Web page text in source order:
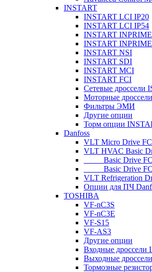
INSTART
INSTART LCI IP20
INSTART LCI IP54
INSTART INPRIME
INSTART
INSTART NSI
INSTART SDI
INSTART MCI
INSTART FCI
Сетевые дроссели
Моторные
Фильтры ЭМИ
Другие опции
Торм опции
Danfoss
VLT Micro Drive FC
VLT HVAC Basic
_____Basic Drive
_____Basic Drive
VLT Refrigeration
Опции для ПЧ
TOSHIBA
VF-nC3S
VF-nC3E
VF-S15
VF-AS3
Другие опции
Входные дроссели
Выходные
Тормозные